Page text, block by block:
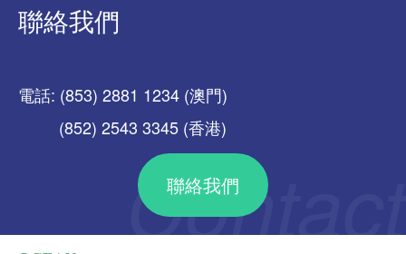
聯絡我們
電話: (853) 2881 1234 (澳門)
(852) 2543 3345 (香港)
聯絡我們